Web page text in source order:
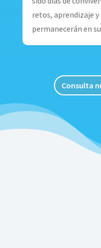
retos, aprendizaje
permanecerán en
Consulta